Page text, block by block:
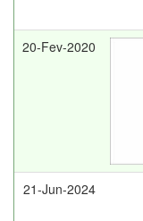
20-Fev-2020
21-Jun-2024